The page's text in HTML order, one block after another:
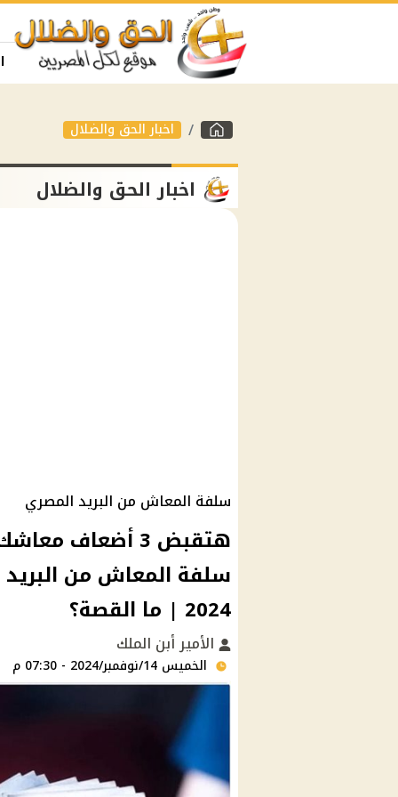
اخبار الحق والضلال
اخبار الحق والضلال
سلفة المعاش من البريد المصري
هتقبض 3
سلفة المعاش من
2024 | ما القصة؟
الأمير أبن الملك
الخميس 14/نوفمبر/2024 - 07:30 م